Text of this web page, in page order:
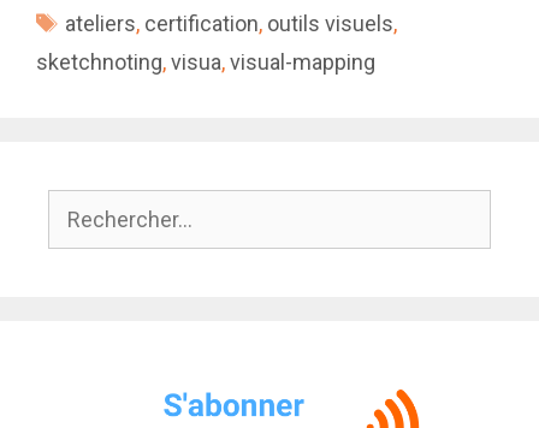
Étiquettes
ateliers, certification, outils visuels,
sketchnoting,visua,visual-mapping